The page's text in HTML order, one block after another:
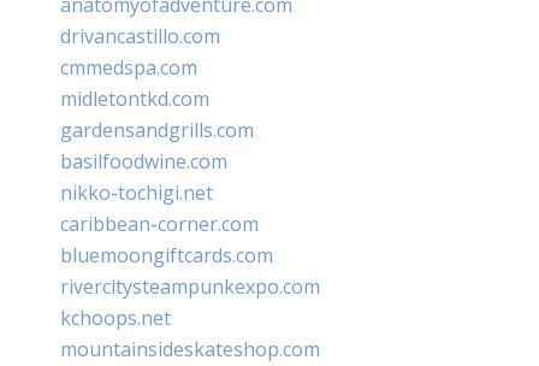
drivancastillo.com
cmmedspa.com
midletontkd.com
gardensandgrills.com
basilfoodwine.com
nikko-tochigi.net
caribbean-corner.com
bluemoongiftcards.com
rivercitysteampunkexpo.com
kchoops.net
mountainsideskateshop.com